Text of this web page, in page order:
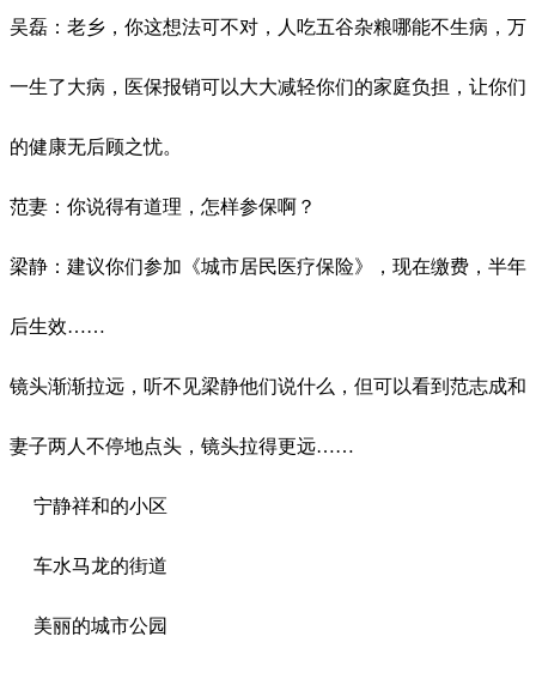
吴磊：老乡，你这想法可不对，人吃五谷杂粮哪能不生病，万
一生了大病，医保报销可以大大减轻你们的家庭负担，让你们
的健康无后顾之忧。
范妻：你说得有道理，怎样参保啊？
梁静：建议你们参加《城市居民医疗保险》，现在缴费，半年
后生效……
镜头渐渐拉远，听不见梁静他们说什么，但可以看到范志成和
妻子两人不停地点头，镜头拉得更远……
宁静祥和的小区
车水马龙的街道
美丽的城市公园